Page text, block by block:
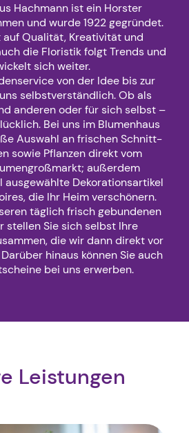
Hachmann ist ein Horster
und wurde 1922 gegründet.
auf Qualität, Kreativität und
die Floristik folgt Trends und
sich weiter.
von der Idee bis zur
selbstverständlich. Ob als
anderen oder für sich selbst –
Bei uns im Blumenhaus
Auswahl an frischen Schnitt-
sowie Pflanzen direkt vom
außerdem
ausgewählte Dekorationsartikel
die Ihr Heim verschönern.
täglich frisch gebundenen
stellen Sie sich selbst Ihre
die wir dann direkt vor
hinaus können Sie auch
bei uns erwerben.
Leistungen